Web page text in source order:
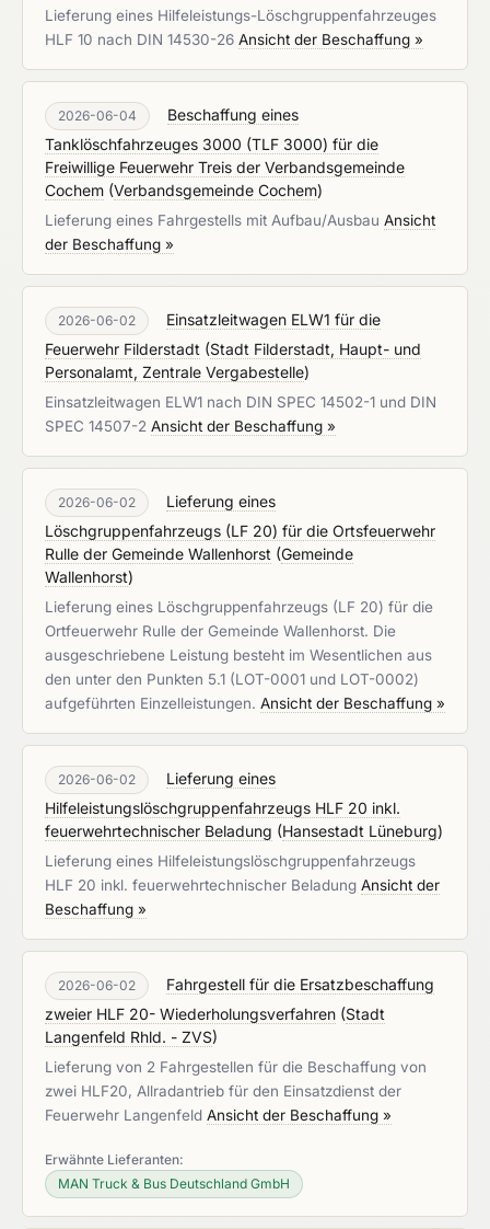
Lieferung eines Hilfeleistungs-Löschgruppenfahrzeuges
HLF 10 nach DIN 14530-26 Ansicht der Beschaffung »
2026-06-04
Beschaffung eines
Tanklöschfahrzeuges 3000 (TLF 3000) für die
Freiwillige Feuerwehr Treis der Verbandsgemeinde
Cochem (Verbandsgemeinde Cochem)
Lieferung eines Fahrgestells mit Aufbau/Ausbau Ansicht
der Beschaffung »
2026-06-02
Einsatzleitwagen ELW1 für die
Feuerwehr Filderstadt (Stadt Filderstadt, Haupt- und
Personalamt, Zentrale Vergabestelle)
Einsatzleitwagen ELW1 nach DIN SPEC 14502-1 und DIN
SPEC 14507-2 Ansicht der Beschaffung »
2026-06-02
Lieferung eines
Löschgruppenfahrzeugs (LF 20) für die Ortsfeuerwehr
Rulle der Gemeinde Wallenhorst (Gemeinde
Wallenhorst)
Lieferung eines Löschgruppenfahrzeugs (LF 20) für die
Ortfeuerwehr Rulle der Gemeinde Wallenhorst. Die
ausgeschriebene Leistung besteht im Wesentlichen aus
den unter den Punkten 5.1 (LOT-0001 und LOT-0002)
aufgeführten Einzelleistungen. Ansicht der Beschaffung »
2026-06-02
Lieferung eines
Hilfeleistungslöschgruppenfahrzeugs HLF 20 inkl.
feuerwehrtechnischer Beladung (Hansestadt Lüneburg)
Lieferung eines Hilfeleistungslöschgruppenfahrzeugs
HLF 20 inkl. feuerwehrtechnischer Beladung Ansicht der
Beschaffung »
2026-06-02
Fahrgestell für die Ersatzbeschaffung
zweier HLF 20- Wiederholungsverfahren (Stadt
Langenfeld Rhld. - ZVS)
Lieferung von 2 Fahrgestellen für die Beschaffung von
zwei HLF20, Allradantrieb für den Einsatzdienst der
Feuerwehr Langenfeld Ansicht der Beschaffung »
Erwähnte Lieferanten:
MAN Truck & Bus Deutschland GmbH